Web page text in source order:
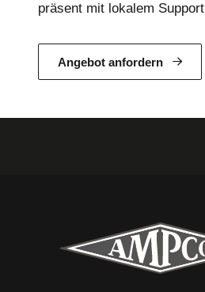
präsent mit lokalem Support
Angebot anfordern